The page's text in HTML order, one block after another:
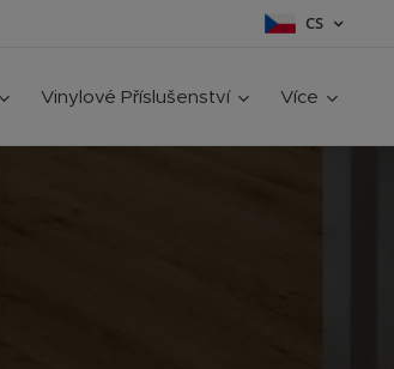
CS
Vinylové Příslušenství Více